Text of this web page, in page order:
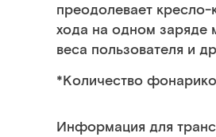
преодолевает кресло-
хода на одном заряде
веса пользователя и
*Количество
Информация для